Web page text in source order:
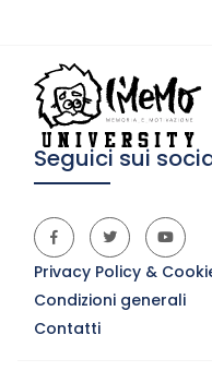
Seguici sui
Privacy Policy &
Condizioni generali
Contatti